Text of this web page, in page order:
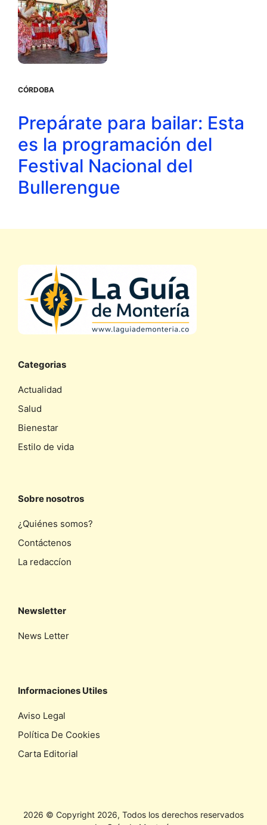
CÓRDOBA
Prepárate para bailar: Esta
es la programación del
Festival Nacional del
Bullerengue
Categorias
Actualidad
Salud
Bienestar
Estilo de vida
Sobre nosotros
¿Quiénes somos?
Contáctenos
La redaccíon
Newsletter
News Letter
Informaciones Utiles
Aviso Legal
Política De Cookies
Carta Editorial
2026 © Copyright 2026, Todos los derechos reservados